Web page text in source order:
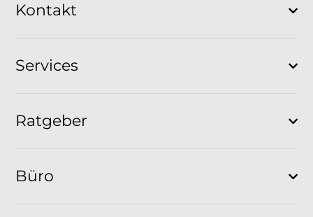
Kontakt
Services
Ratgeber
Büro